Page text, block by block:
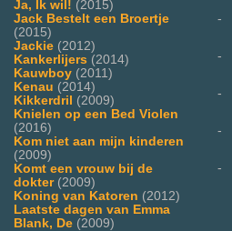
Ja, Ik wil! (2015)
Jack Bestelt een Broertje
(2015)
Jackie (2012)
Kankerlijers (2014)
Kauwboy (2011)
Kenau (2014)
Kikkerdril (2009)
Knielen op een Bed Violen
(2016)
Kom niet aan mijn kinderen
(2009)
Komt een vrouw bij de
dokter(2009)
Koning van Katoren (2012)
Laatste dagen van Emma
Blank, De (2009)
-
-
-
-
-